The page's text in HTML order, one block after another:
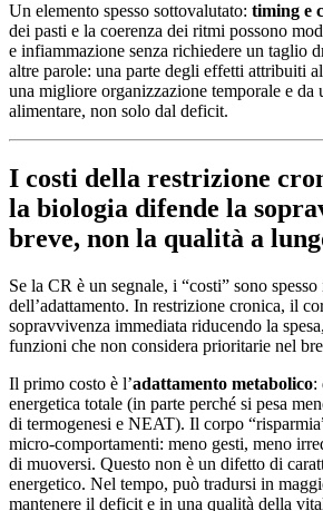
Un elemento spesso sottovalutato: timing e
dei pasti e la coerenza dei ritmi possono
e infiammazione senza richiedere un taglio
altre parole: una parte degli effetti attribuiti
una migliore organizzazione temporale e da
alimentare, non solo dal deficit.
I costi della restrizione
la biologia difende la
breve, non la qualità a
Se la CR è un segnale, i “costi” sono
dell’adattamento. In restrizione cronica, il
sopravvivenza immediata riducendo la
funzioni che non considera prioritarie nel
Il primo costo è l’adattamento metabolico:
energetica totale (in parte perché si pesa
di termogenesi e NEAT). Il corpo
micro-comportamenti: meno gesti, meno
di muoversi. Questo non è un difetto di
energetico. Nel tempo, può tradursi in
mantenere il deficit e in una qualità della